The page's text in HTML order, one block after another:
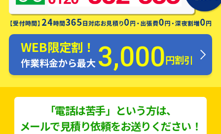
WEB限定割！
作業料金から最大 3,000円割引
「電話は苦手」という方は、
メールで見積り依頼をお送りください！